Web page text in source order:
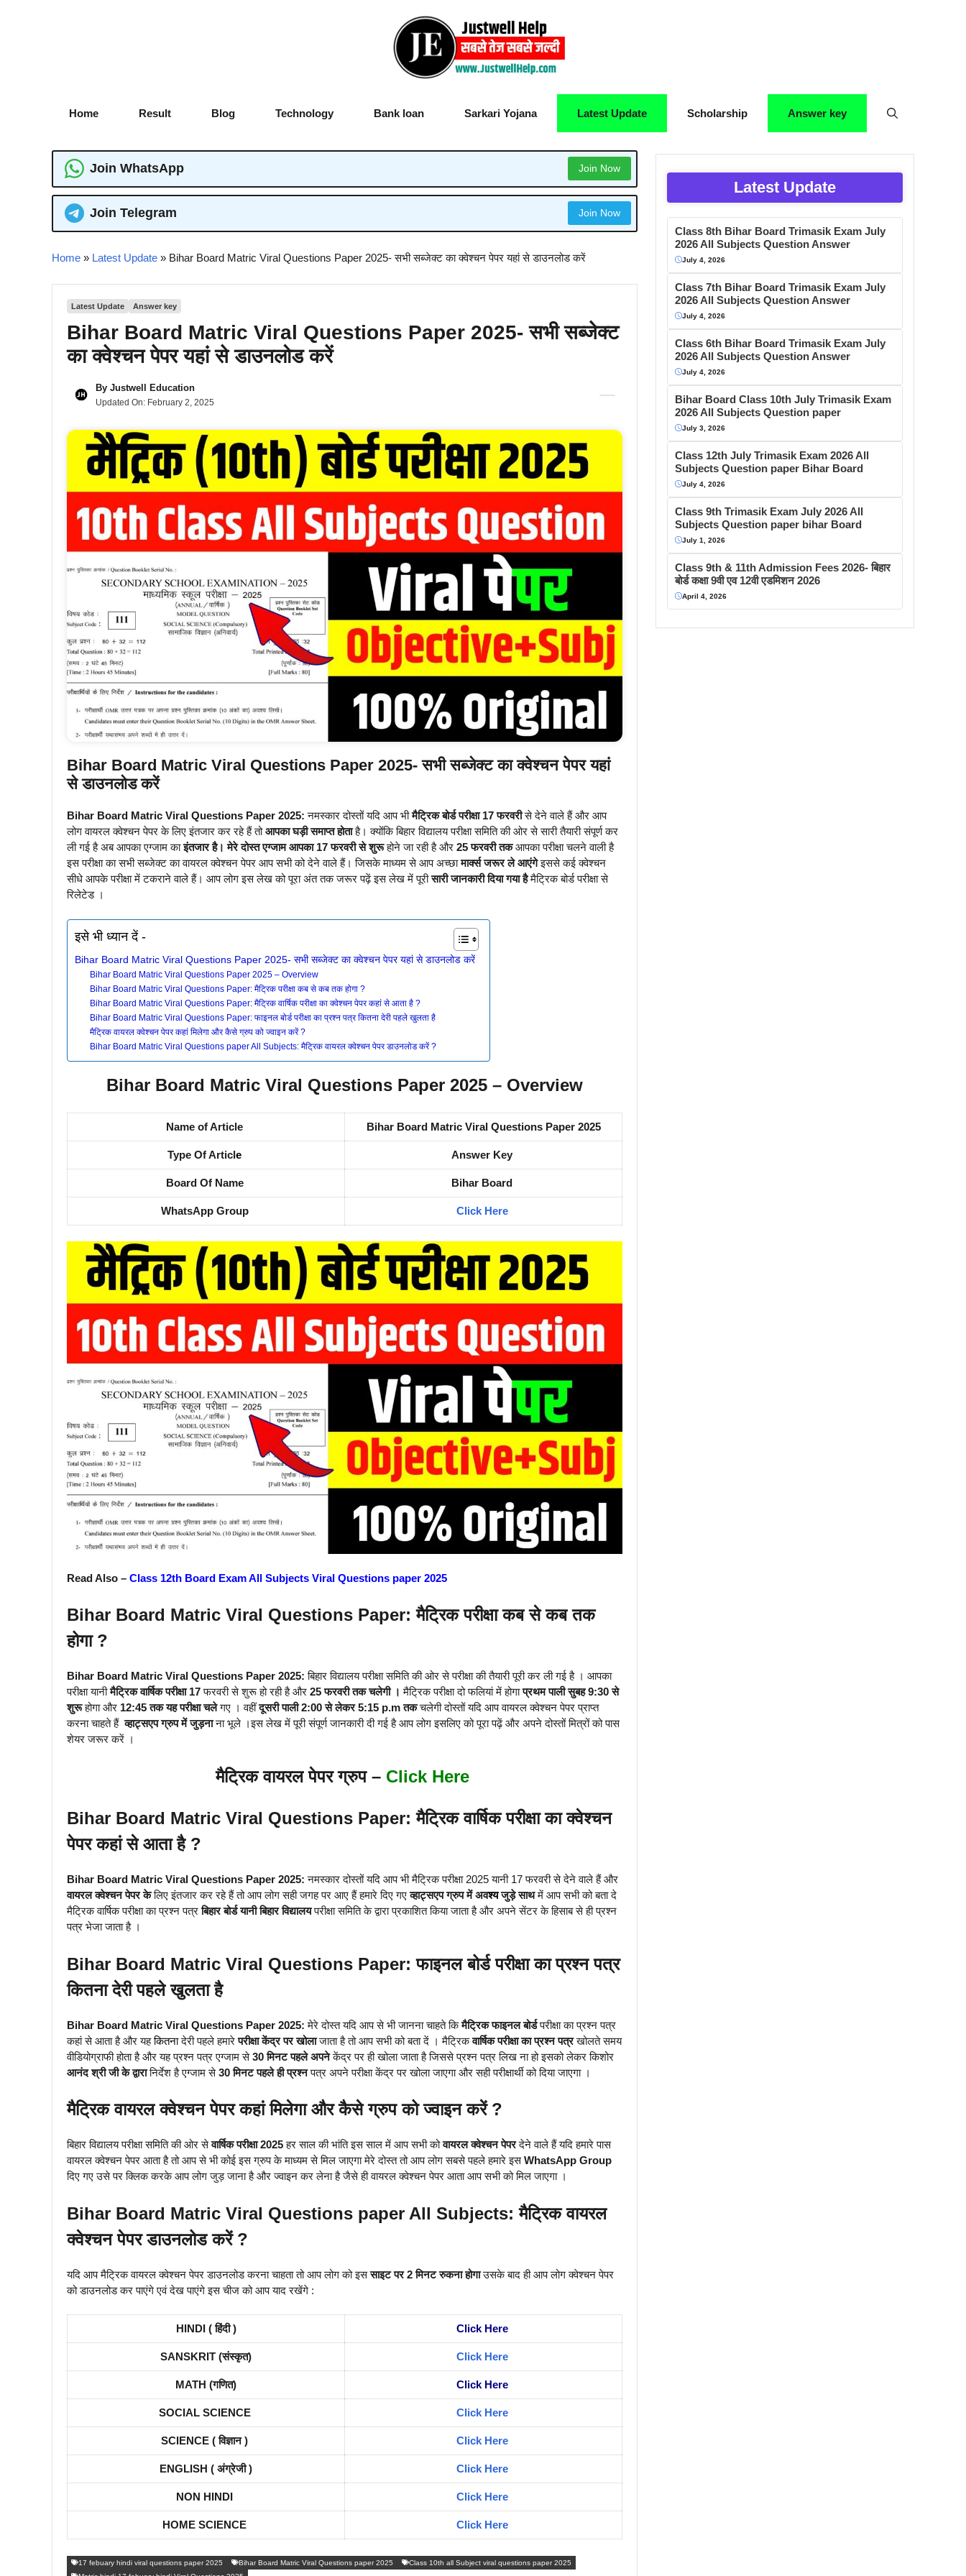
Home Result Blog Technology Bank loan Sarkari Yojana Latest Update Scholarship Answer key
Join WhatsApp Join Now
Join Telegram Join Now
Home » Latest Update » Bihar Board Matric Viral Questions Paper 2025- सभी सब्जेक्ट का क्वेश्चन पेपर यहां से डाउनलोड करें
Latest Update Answer key
Bihar Board Matric Viral Questions Paper 2025- सभी सब्जेक्ट
का क्वेश्चन पेपर यहां से डाउनलोड करें
By Justwell Education
Updated On: February 2, 2025
Bihar Board Matric Viral Questions Paper 2025- सभी सब्जेक्ट का क्वेश्चन पेपर यहां
से डाउनलोड करें
Bihar Board Matric Viral Questions Paper 2025: नमस्कार दोस्तों यदि आप भीमैट्रिक बोर्ड परीक्षा 17 फरवरीसे देने वाले हैं और आप
लोग वायरल क्वेश्चन पेपर के लिए इंतजार कर रहे हैं तोआपका घड़ी समाप्त होताहै। क्योंकि बिहार विद्यालय परीक्षा समिति की ओर से सारी तैयारी संपूर्ण कर
ली गई है अब आपका एग्जाम काइंतजार है। मेरे दोस्त एग्जाम आपका 17 फरवरी से शुरूहोने जा रही है और 25 फरवरी तकआपका परीक्षा चलने वाली है
इस परीक्षा का सभी सब्जेक्ट का वायरल क्वेश्चन पेपर आप सभी को देने वाले हैं। जिसके माध्यम से आप अच्छामार्क्स जरूर ले आएंगेइससे कई क्वेश्चन
सीधे आपके परीक्षा में टकराने वाले हैं। आप लोग इस लेख को पूरा अंत तक जरूर पढ़ें इस लेख में पूरीसारी जानकारी दिया गया हैमैट्रिक बोर्ड परीक्षा से
रिलेटेड ।
इसे भी ध्यान दें -
Bihar Board Matric Viral Questions Paper 2025- सभी सब्जेक्ट का क्वेश्चन पेपर यहां से डाउनलोड करें
Bihar Board Matric Viral Questions Paper 2025 – Overview
Bihar Board Matric Viral Questions Paper: मैट्रिक परीक्षा कब से कब तक होगा ?
Bihar Board Matric Viral Questions Paper: मैट्रिक वार्षिक परीक्षा का क्वेश्चन पेपर कहां से आता है ?
Bihar Board Matric Viral Questions Paper: फाइनल बोर्ड परीक्षा का प्रश्न पत्र कितना देरी पहले खुलता है
मैट्रिक वायरल क्वेश्चन पेपर कहां मिलेगा और कैसे ग्रुप को ज्वाइन करें ?
Bihar Board Matric Viral Questions paper All Subjects: मैट्रिक वायरल क्वेश्चन पेपर डाउनलोड करें ?
Bihar Board Matric Viral Questions Paper 2025 – Overview
Name of Article Bihar Board Matric Viral Questions Paper 2025
Type Of Article Answer Key
Board Of Name Bihar Board
WhatsApp Group Click Here
Read Also – Class 12th Board Exam All Subjects Viral Questions paper 2025
Bihar Board Matric Viral Questions Paper: मैट्रिक परीक्षा कब से कब तक
होगा ?
Bihar Board Matric Viral Questions Paper 2025: बिहार विद्यालय परीक्षा समिति की ओर से परीक्षा की तैयारी पूरी कर ली गई है । आपका
परीक्षा यानीमैट्रिक वार्षिक परीक्षा 17फरवरी से शुरू हो रही है और 25 फरवरी तक चलेगी । मैट्रिक परीक्षा दो फलियां में होगाप्रथम पाली सुबह 9:30 से
शुरूहोगा और 12:45 तक यह परीक्षा चलेगए । वहींदूसरी पाली 2:00 से लेकर 5:15 p.m तकचलेगी दोस्तों यदि आप वायरल क्वेश्चन पेपर प्राप्त
करना चाहते हैंव्हाट्सएप ग्रुप में जुड़नाना भूले ।इस लेख में पूरी संपूर्ण जानकारी दी गई है आप लोग इसलिए को पूरा पढ़ें और अपने दोस्तों मित्रों को पास
शेयर जरूर करें ।
मैट्रिक वायरल पेपर ग्रुप – Click Here
Bihar Board Matric Viral Questions Paper: मैट्रिक वार्षिक परीक्षा का क्वेश्चन
पेपर कहां से आता है ?
Bihar Board Matric Viral Questions Paper 2025: नमस्कार दोस्तों यदि आप भी मैट्रिक परीक्षा 2025 यानी 17 फरवरी से देने वाले हैं और
वायरल क्वेश्चन पेपर केलिए इंतजार कर रहे हैं तो आप लोग सही जगह पर आए हैं हमारे दिए गएव्हाट्सएप ग्रुप में अवश्यजुड़े साथमें आप सभी को बता दे
मैट्रिक वार्षिक परीक्षा का प्रश्न पत्रबिहार बोर्ड यानी बिहार विद्यालयपरीक्षा समिति के द्वारा प्रकाशित किया जाता है और अपने सेंटर के हिसाब से ही प्रश्न
पत्र भेजा जाता है ।
Bihar Board Matric Viral Questions Paper: फाइनल बोर्ड परीक्षा का प्रश्न पत्र
कितना देरी पहले खुलता है
Bihar Board Matric Viral Questions Paper 2025: मेरे दोस्त यदि आप से भी जानना चाहते किमैट्रिक फाइनल बोर्डपरीक्षा का प्रश्न पत्र
कहां से आता है और यहकितनादेरी पहले हमारेपरीक्षा केंद्र पर खोलाजाता है तो आप सभी को बता दें । मैट्रिकवार्षिक परीक्षा का प्रश्न पत्रखोलते समय
वीडियोग्राफी होता है और यह प्रश्न पत्र एग्जाम से30 मिनट पहले अपनेकेंद्र पर ही खोला जाता है जिससे प्रश्न पत्र लिख ना हो इसको लेकर किशोर
आनंद श्री जी के द्वारानिर्देश है एग्जाम से30 मिनट पहले ही प्रश्नपत्र अपने परीक्षा केंद्र पर खोला जाएगा और सही परीक्षार्थी को दिया जाएगा ।
मैट्रिक वायरल क्वेश्चन पेपर कहां मिलेगा और कैसे ग्रुप को ज्वाइन करें ?
बिहार विद्यालय परीक्षा समिति की ओर सेवार्षिक परीक्षा 2025हर साल की भांति इस साल में आप सभी कोवायरल क्वेश्चन पेपरदेने वाले हैं यदि हमारे पास
वायरल क्वेश्चन पेपर आता है तो आप से भी कोई इस ग्रुप के माध्यम से मिल जाएगा मेरे दोस्त तो आप लोग सबसे पहले हमारे इसWhatsApp Group
दिए गए उसे पर क्लिक करके आप लोग जुड़ जाना है और ज्वाइन कर लेना है जैसे ही वायरल क्वेश्चन पेपर आता आप सभी को मिल जाएगा ।
Bihar Board Matric Viral Questions paper All Subjects: मैट्रिक वायरल
क्वेश्चन पेपर डाउनलोड करें ?
यदि आप मैट्रिक वायरल क्वेश्चन पेपर डाउनलोड करना चाहता तो आप लोग को इससाइट पर 2 मिनट रुकना होगाउसके बाद ही आप लोग क्वेश्चन पेपर
को डाउनलोड कर पाएंगे एवं देख पाएंगे इस चीज को आप याद रखेंगे :
HINDI ( हिंदी ) Click Here
SANSKRIT (संस्कृत) Click Here
MATH (गणित) Click Here
SOCIAL SCIENCE Click Here
SCIENCE ( विज्ञान ) Click Here
ENGLISH ( अंग्रेजी ) Click Here
NON HINDI Click Here
HOME SCIENCE Click Here
17 febuary hindi viral questions paper 2025 Bihar Board Matric Viral Questions paper 2025
Class 10th all Subject viral questions paper 2025
Latest Update
Class 8th Bihar Board Trimasik Exam July
2026 All Subjects Question Answer
July 4, 2026
Class 7th Bihar Board Trimasik Exam July
2026 All Subjects Question Answer
July 4, 2026
Class 6th Bihar Board Trimasik Exam July
2026 All Subjects Question Answer
July 4, 2026
Bihar Board Class 10th July Trimasik Exam
2026 All Subjects Question paper
July 3, 2026
Class 12th July Trimasik Exam 2026 All
Subjects Question paper Bihar Board
July 4, 2026
Class 9th Trimasik Exam July 2026 All
Subjects Question paper bihar Board
July 1, 2026
Class 9th & 11th Admission Fees 2026- बिहार
बोर्ड कक्षा 9वी एव 12वी एडमिशन 2026
April 4, 2026